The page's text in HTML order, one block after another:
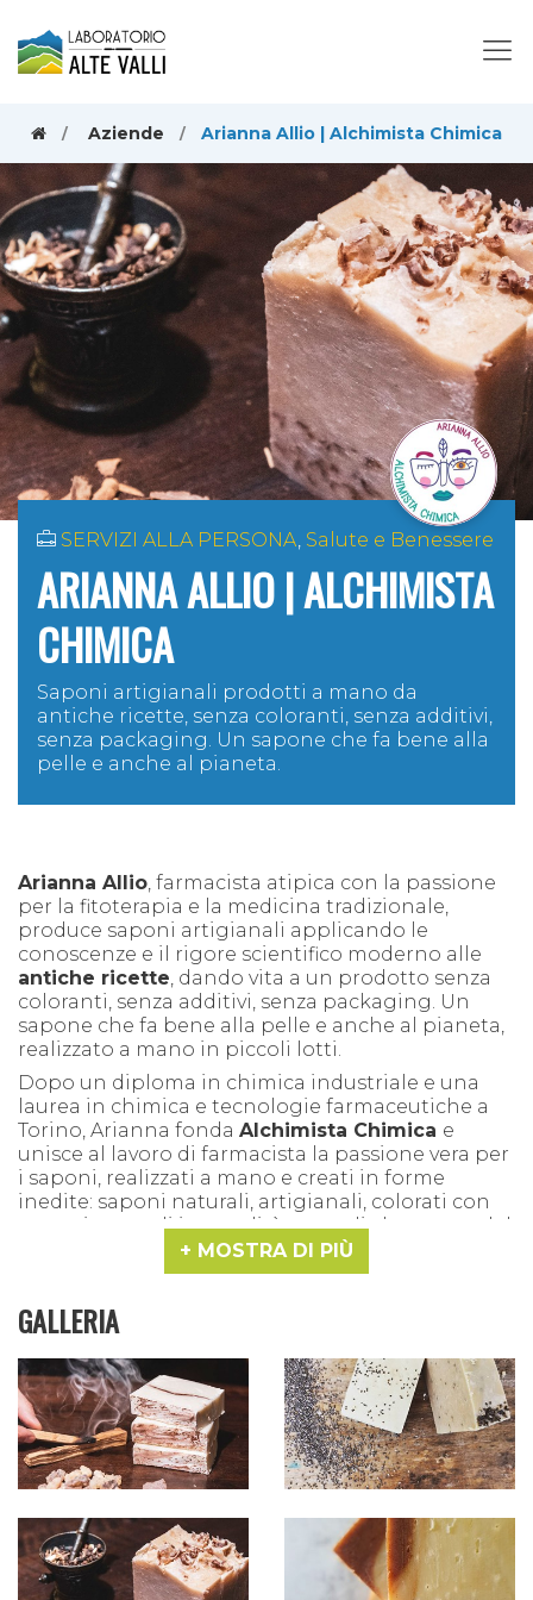
Aziende Arianna Allio | Alchimista Chimica
SERVIZI ALLA PERSONA Salute e Benessere
ARIANNA ALLIO | ALCHIMISTA
CHIMICA
Saponi artigianali prodotti a mano da
antiche ricette, senza coloranti, senza additivi,
senza packaging. Un sapone che fa bene alla
pelle e anche al pianeta.
Arianna Allio , farmacista atipica con la passione
per la fitoterapia e la medicina tradizionale,
produce saponi artigianali applicando le
conoscenze e il rigore scientifico moderno alle
antiche ricette , dando vita a un prodotto senza
coloranti, senza additivi, senza packaging. Un
sapone che fa bene alla pelle e anche al pianeta,
realizzato a mano in piccoli lotti.
Dopo un diploma in chimica industriale e una
laurea in chimica e tecnologie farmaceutiche a
Torino, Arianna fonda Alchimista Chimica e
unisce al lavoro di farmacista la passione vera per
i saponi, realizzati a mano e creati in forme
inedite: saponi naturali, artigianali, colorati con
estratti vegetali in tonalità naturali che vanno dal
fango al sabbia, passando dalla terra umida e il
MOSTRA DI PIÙ
GALLERIA